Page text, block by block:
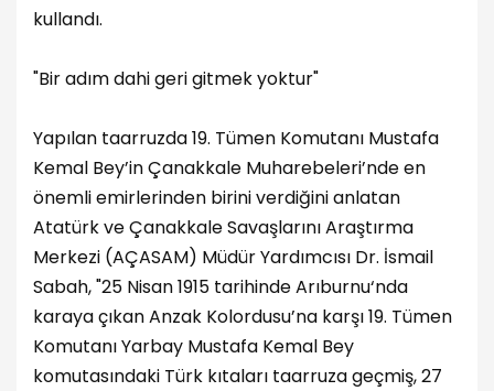
kullandı.
"Bir adım dahi geri gitmek yoktur"
Yapılan taarruzda 19. Tümen Komutanı Mustafa
Kemal Bey’in Çanakkale Muharebeleri’nde en
önemli emirlerinden birini verdiğini anlatan
Atatürk ve Çanakkale Savaşlarını Araştırma
Merkezi (AÇASAM) Müdür Yardımcısı Dr. İsmail
Sabah, "25 Nisan 1915 tarihinde Arıburnu‘nda
karaya çıkan Anzak Kolordusu’na karşı 19. Tümen
Komutanı Yarbay Mustafa Kemal Bey
komutasındaki Türk kıtaları taarruza geçmiş, 27